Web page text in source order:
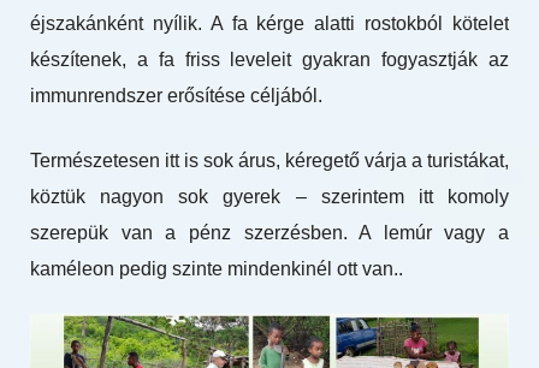
éjszakánként nyílik. A fa kérge alatti rostokból kötelet
készítenek, a fa friss leveleit gyakran fogyasztják az
immunrendszer erősítése céljából.
Természetesen itt is sok árus, kéregető várja a turistákat,
köztük nagyon sok gyerek – szerintem itt komoly
szerepük van a pénz szerzésben. A lemúr vagy a
kaméleon pedig szinte mindenkinél ott van..